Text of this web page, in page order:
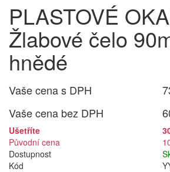
PLASTOVÉ
Žlabové čelo
hnědé
Vaše cena s DPH
Vaše cena bez DPH
Ušetříte
Původní cena
Dostupnost
Kód